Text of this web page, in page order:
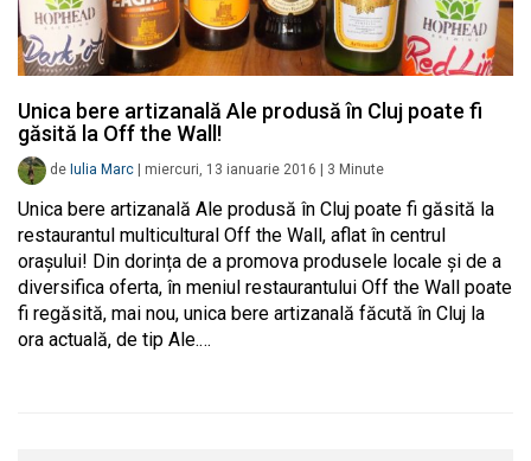
Unica bere artizanală Ale produsă în Cluj poate fi
găsită la Off the Wall!
de Iulia Marc miercuri, 13 ianuarie 2016 3 Minute
Unica bere artizanală Ale produsă în Cluj poate fi găsită la
restaurantul multicultural Off the Wall, aflat în centrul
orașului! Din dorința de a promova produsele locale și de a
diversifica oferta, în meniul restaurantului Off the Wall poate
fi regăsită, mai nou, unica bere artizanală făcută în Cluj la
ora actuală, de tip Ale.…